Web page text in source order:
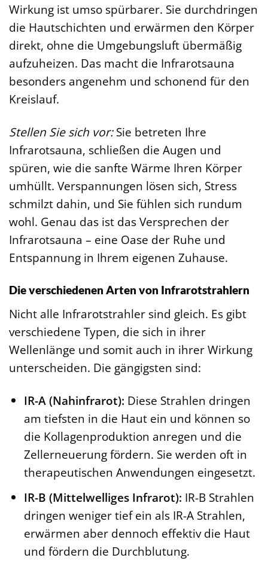
Wirkung ist umso spürbarer. Sie durchdringen
die Hautschichten und erwärmen den Körper
direkt, ohne die Umgebungsluft übermäßig
aufzuheizen. Das macht die Infrarotsauna
besonders angenehm und schonend für den
Kreislauf.
Stellen Sie sich vor:Sie betreten Ihre
Infrarotsauna, schließen die Augen und
spüren, wie die sanfte Wärme Ihren Körper
umhüllt. Verspannungen lösen sich, Stress
schmilzt dahin, und Sie fühlen sich rundum
wohl. Genau das ist das Versprechen der
Infrarotsauna – eine Oase der Ruhe und
Entspannung in Ihrem eigenen Zuhause.
Die verschiedenen Arten von Infrarotstrahlern
Nicht alle Infrarotstrahler sind gleich. Es gibt
verschiedene Typen, die sich in ihrer
Wellenlänge und somit auch in ihrer Wirkung
unterscheiden. Die gängigsten sind:
IR-A (Nahinfrarot): Diese Strahlen dringen
am tiefsten in die Haut ein und können so
die Kollagenproduktion anregen und die
Zellerneuerung fördern. Sie werden oft in
therapeutischen Anwendungen eingesetzt.
IR-B (Mittelwelliges Infrarot): IR-B Strahlen
dringen weniger tief ein als IR-A Strahlen,
erwärmen aber dennoch effektiv die Haut
und fördern die Durchblutung.